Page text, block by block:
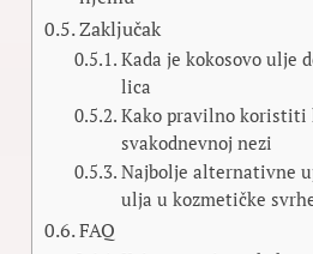
Zaključak
Kada je kokosovo ulje
lica
Kako pravilno koristiti
svakodnevnoj nezi
Najbolje alternativne
ulja u kozmetičke
FAQ